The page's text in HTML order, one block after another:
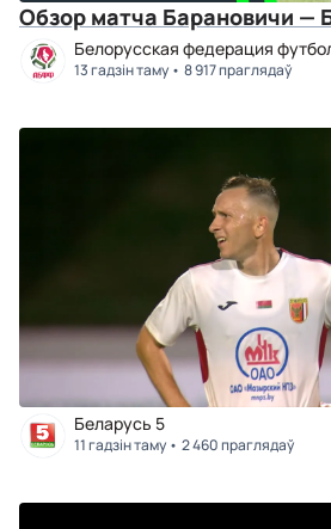
Обзор матча Барановичи —
Белорусская федерация
13 гадзін таму 8 917 праглядаў
Беларусь 5
11 гадзін таму 2 460 праглядаў